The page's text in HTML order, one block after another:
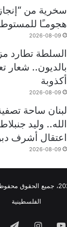
هجومـًا
2026-08-09
السلطة تطارد
بالديون.. شعار
أكذوبة
2026-08-09
لبنان ساحة
الله.. وليد
اعتقال أشرف
2026-08-09
الفلسطينية